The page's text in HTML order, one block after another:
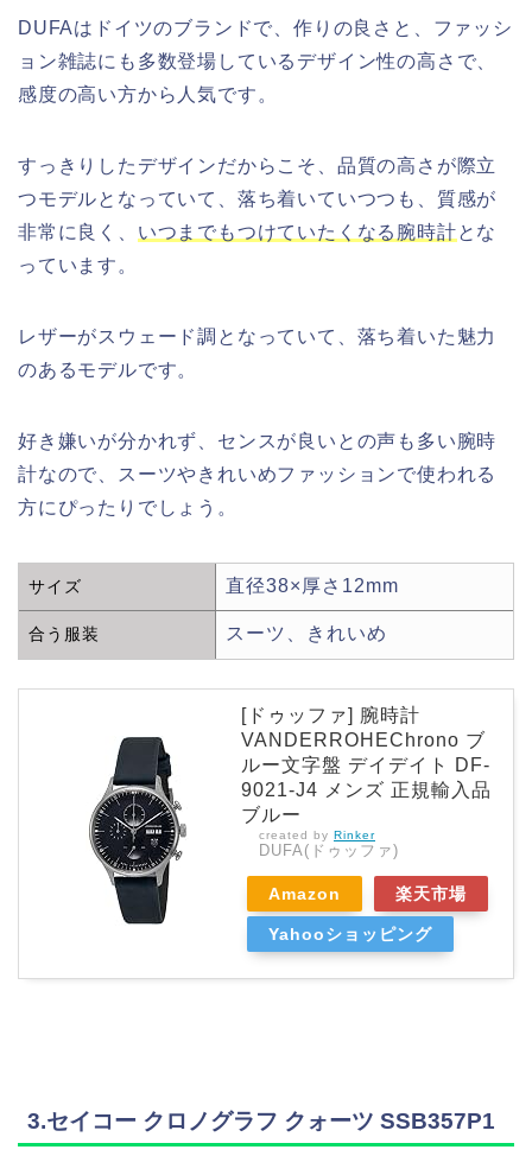
DUFAはドイツのブランドで、作りの良さと、ファッシ
ョン雑誌にも多数登場しているデザイン性の高さで、
感度の高い方から人気です。
すっきりしたデザインだからこそ、品質の高さが際立
つモデルとなっていて、落ち着いていつつも、質感が
非常に良く、 いつまでもつけていたくなる腕時計とな
っています。
レザーがスウェード調となっていて、落ち着いた魅力
のあるモデルです。
好き嫌いが分かれず、センスが良いとの声も多い腕時
計なので、スーツやきれいめファッションで使われる
方にぴったりでしょう。
サイズ 直径38×厚さ12mm
合う服装 スーツ、きれいめ
[ドゥッファ] 腕時計
VANDERROHEChrono ブ
ルー文字盤 デイデイト DF-
9021-J4 メンズ 正規輸入品
ブルー
created by Rinker
DUFA(ドゥッファ)
Amazon 楽天市場
Yahooショッピング
3.セイコー クロノグラフ クォーツ SSB357P1